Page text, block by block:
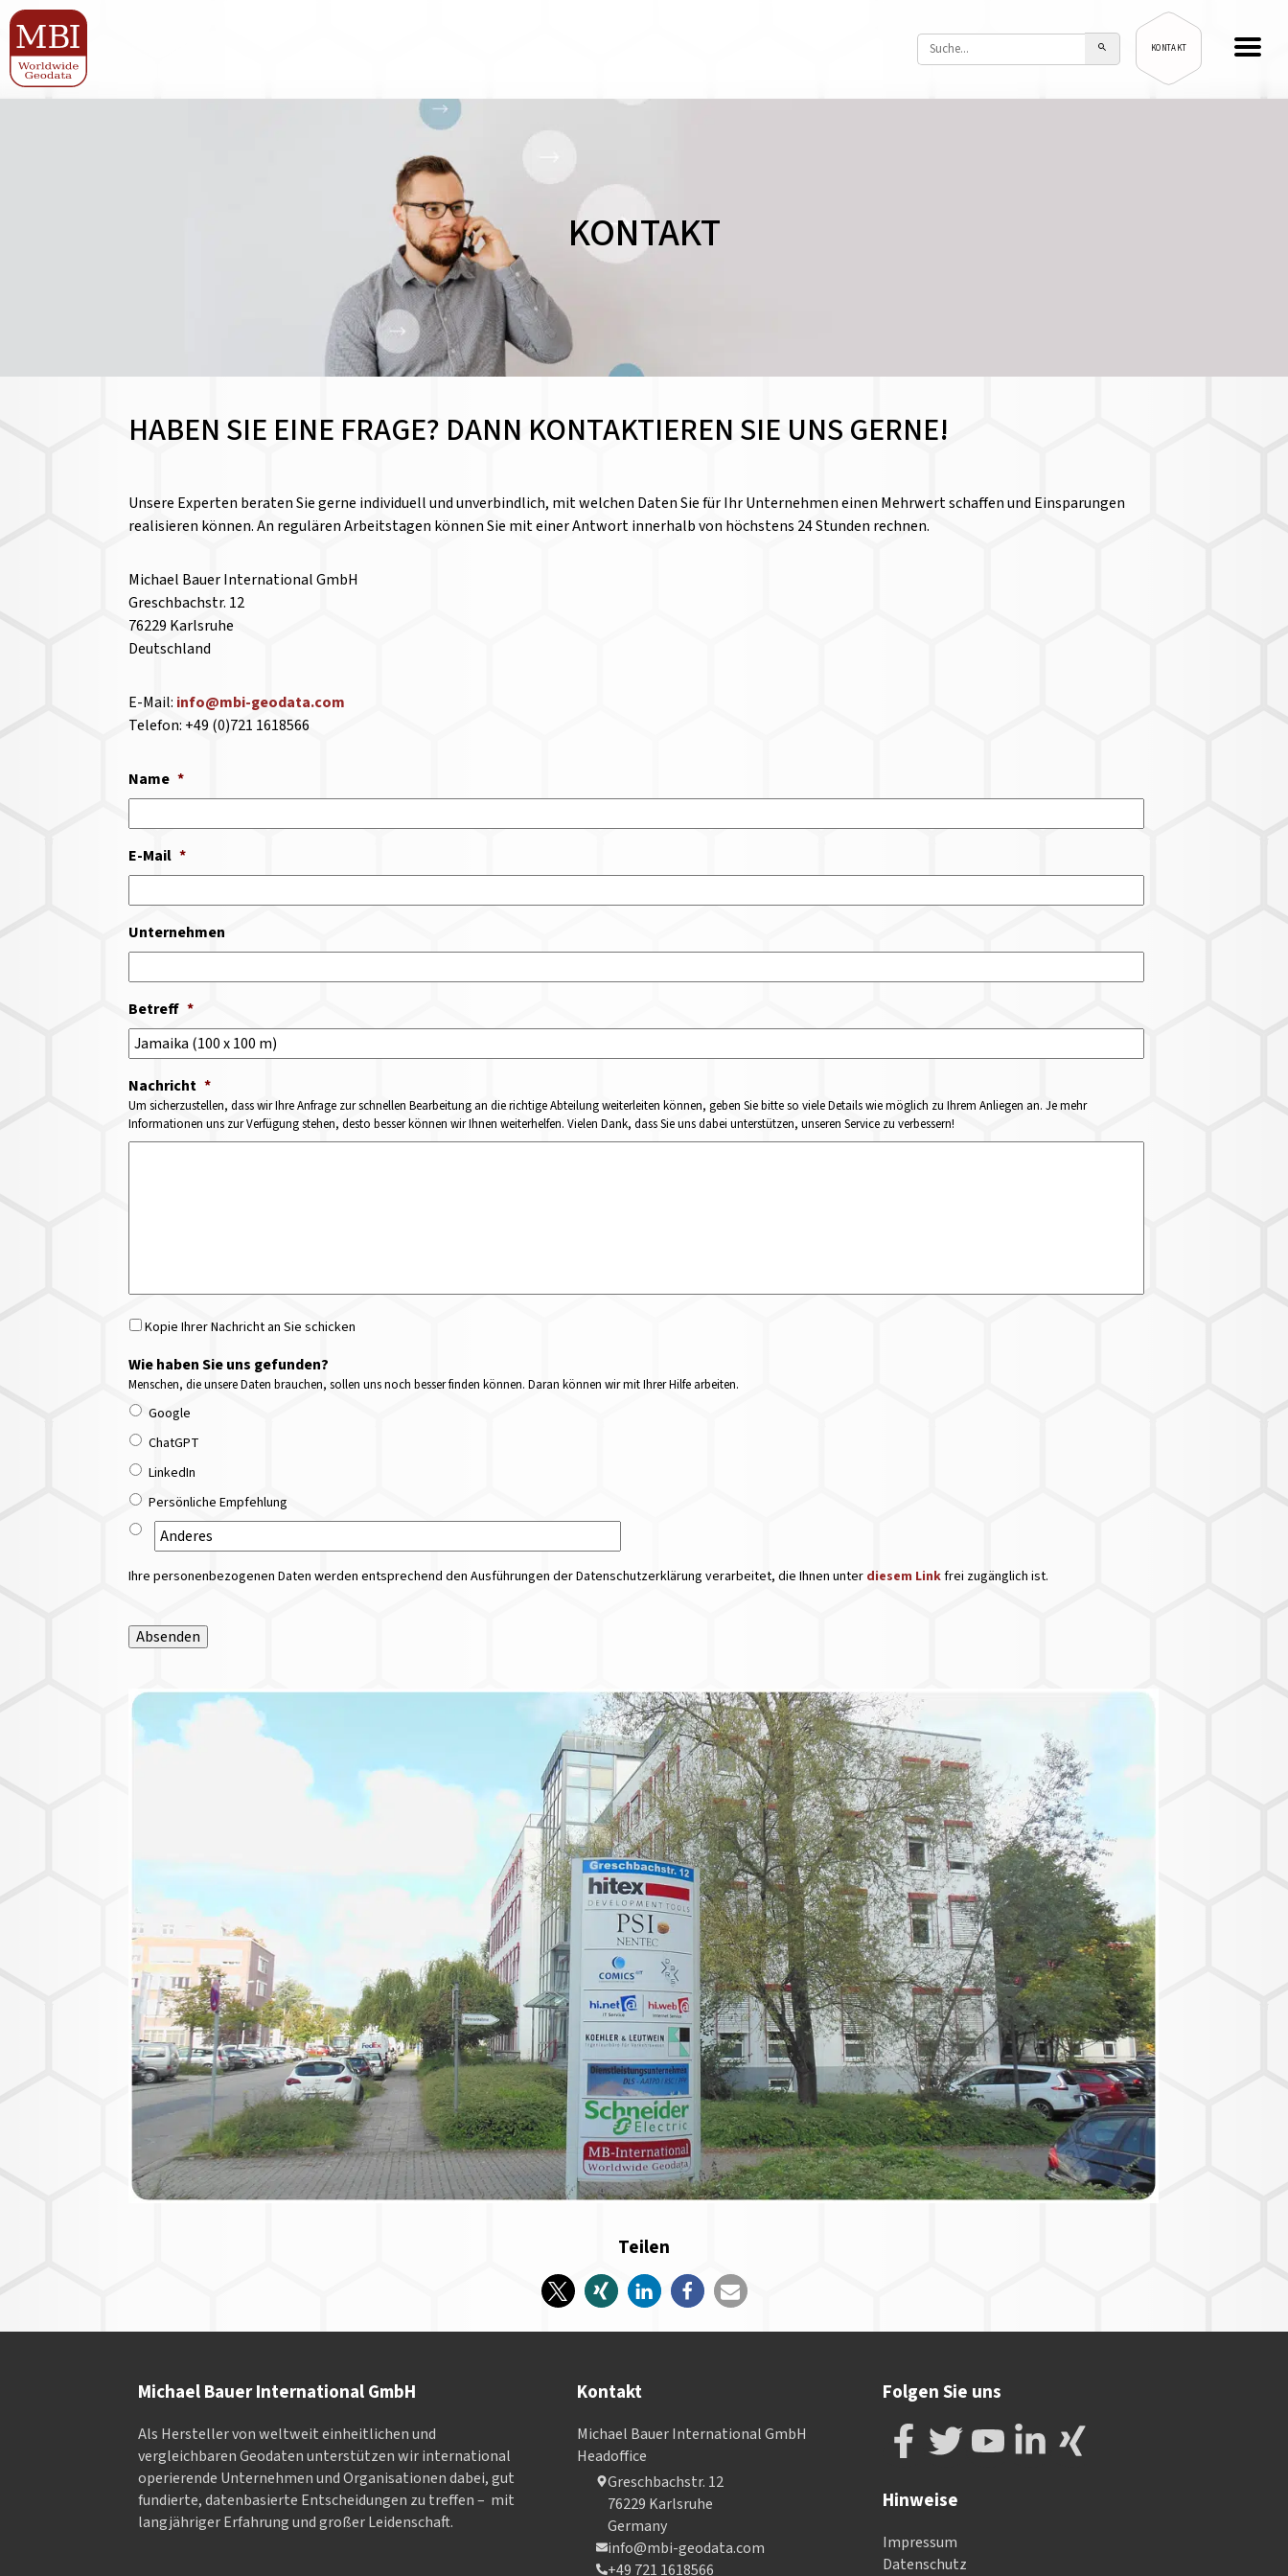
KONTAKT
KONTAKT
HABEN SIE EINE FRAGE? DANN KONTAKTIEREN SIE UNS GERNE!
Unsere Experten beraten Sie gerne individuell und unverbindlich, mit welchen Daten Sie für Ihr Unternehmen einen Mehrwert schaffen und Einsparungen
realisieren können. An regulären Arbeitstagen können Sie mit einer Antwort innerhalb von höchstens 24 Stunden rechnen.
Michael Bauer International GmbH
Greschbachstr. 12
76229 Karlsruhe
Deutschland
E-Mail: info@mbi-geodata.com
Telefon: +49 (0)721 1618566
Name *
E-Mail *
Unternehmen
Betreff *
Nachricht *
Um sicherzustellen, dass wir Ihre Anfrage zur schnellen Bearbeitung an die richtige Abteilung weiterleiten können, geben Sie bitte so viele Details wie möglich zu Ihrem Anliegen an. Je mehr
Informationen uns zur Verfügung stehen, desto besser können wir Ihnen weiterhelfen. Vielen Dank, dass Sie uns dabei unterstützen, unseren Service zu verbessern!
Kopie Ihrer Nachricht an Sie schicken
Wie haben Sie uns gefunden?
Menschen, die unsere Daten brauchen, sollen uns noch besser finden können. Daran können wir mit Ihrer Hilfe arbeiten.
Google
ChatGPT
LinkedIn
Persönliche Empfehlung
Ihre personenbezogenen Daten werden entsprechend den Ausführungen der Datenschutzerklärung verarbeitet, die Ihnen unter diesem Linkfrei zugänglich ist.
Absenden
Teilen
Michael Bauer International GmbH
Als Hersteller von weltweit einheitlichen und
vergleichbaren Geodaten un­ter­stüt­zen wir in­ter­na­tional
ope­rieren­de Un­ter­neh­men und Or­ga­nisa­tionen dabei, gut
fundierte, datenbasierte Entscheidungen zu treffen – mit
langjähriger Erfahrung und großer Leidenschaft.
Kontakt
Michael Bauer International GmbH
Headoffice
Greschbachstr. 12
76229 Karlsruhe
Germany
info@mbi-geodata.com
+49 721 1618566
Folgen Sie uns
Hinweise
Impressum
Datenschutz